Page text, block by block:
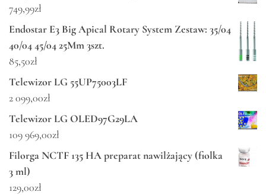
749,99zł
Endostar E3 Big Apical Rotary System Zestaw: 35/04
40/04 45/04 25Mm 3szt.
85,50zł
Telewizor LG 55UP75003LF
2 099,00zł
Telewizor LG OLED97G29LA
109 969,00zł
Filorga NCTF 135 HA preparat nawilżający (fiolka
3 ml)
129,00zł